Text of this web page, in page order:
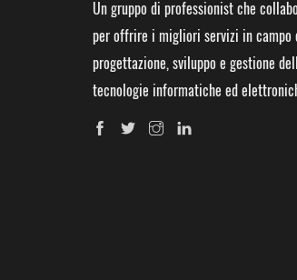
Un gruppo di professionist che
per offrire i migliori servizi in campo
progettazione, sviluppo e gestione
tecnologie informatiche ed